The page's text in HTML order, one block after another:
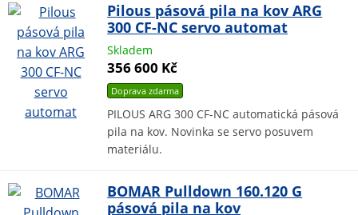
Pilous pásová pila na kov ARG
300 CF-NC servo automat
Skladem
356 600 Kč
Doprava zdarma
PILOUS ARG 300 CF-NC automatická pásová
pila na kov. Novinka se servo posuvem
materiálu.
BOMAR Pulldown 160.120 G
pásová pila na kov